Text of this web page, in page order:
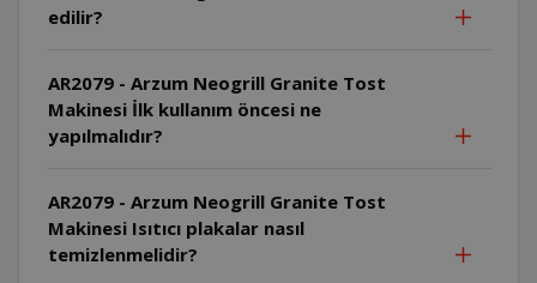
edilir?
AR2079 - Arzum Neogrill Granite Tost
Makinesi İlk kullanım öncesi ne
yapılmalıdır?
AR2079 - Arzum Neogrill Granite Tost
Makinesi Isıtıcı plakalar nasıl
temizlenmelidir?